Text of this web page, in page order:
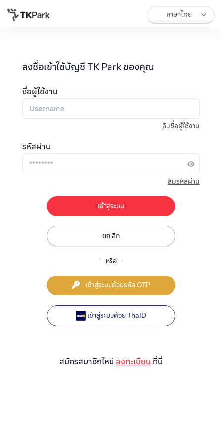
ลงชื่อเข้าใช้บัญชี TK Park ของคุณ
ชื่อผู้ใช้งาน
ลืมชื่อผู้ใช้งาน
รหัสผ่าน
ลืมรหัสผ่าน
เข้าสู่ระบบ
ยกเลิก
หรือ
เข้าสู่ระบบด้วยรหัส OTP
เข้าสู่ระบบด้วย ThaID
สมัครสมาชิกใหม่ ลงทะเบียน ที่นี่